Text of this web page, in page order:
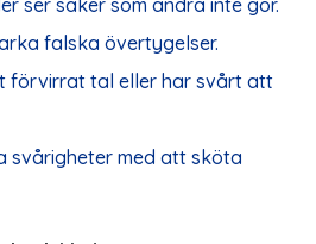
falska övertygelser.
förvirrat tal eller har svårt att
svårigheter med att sköta